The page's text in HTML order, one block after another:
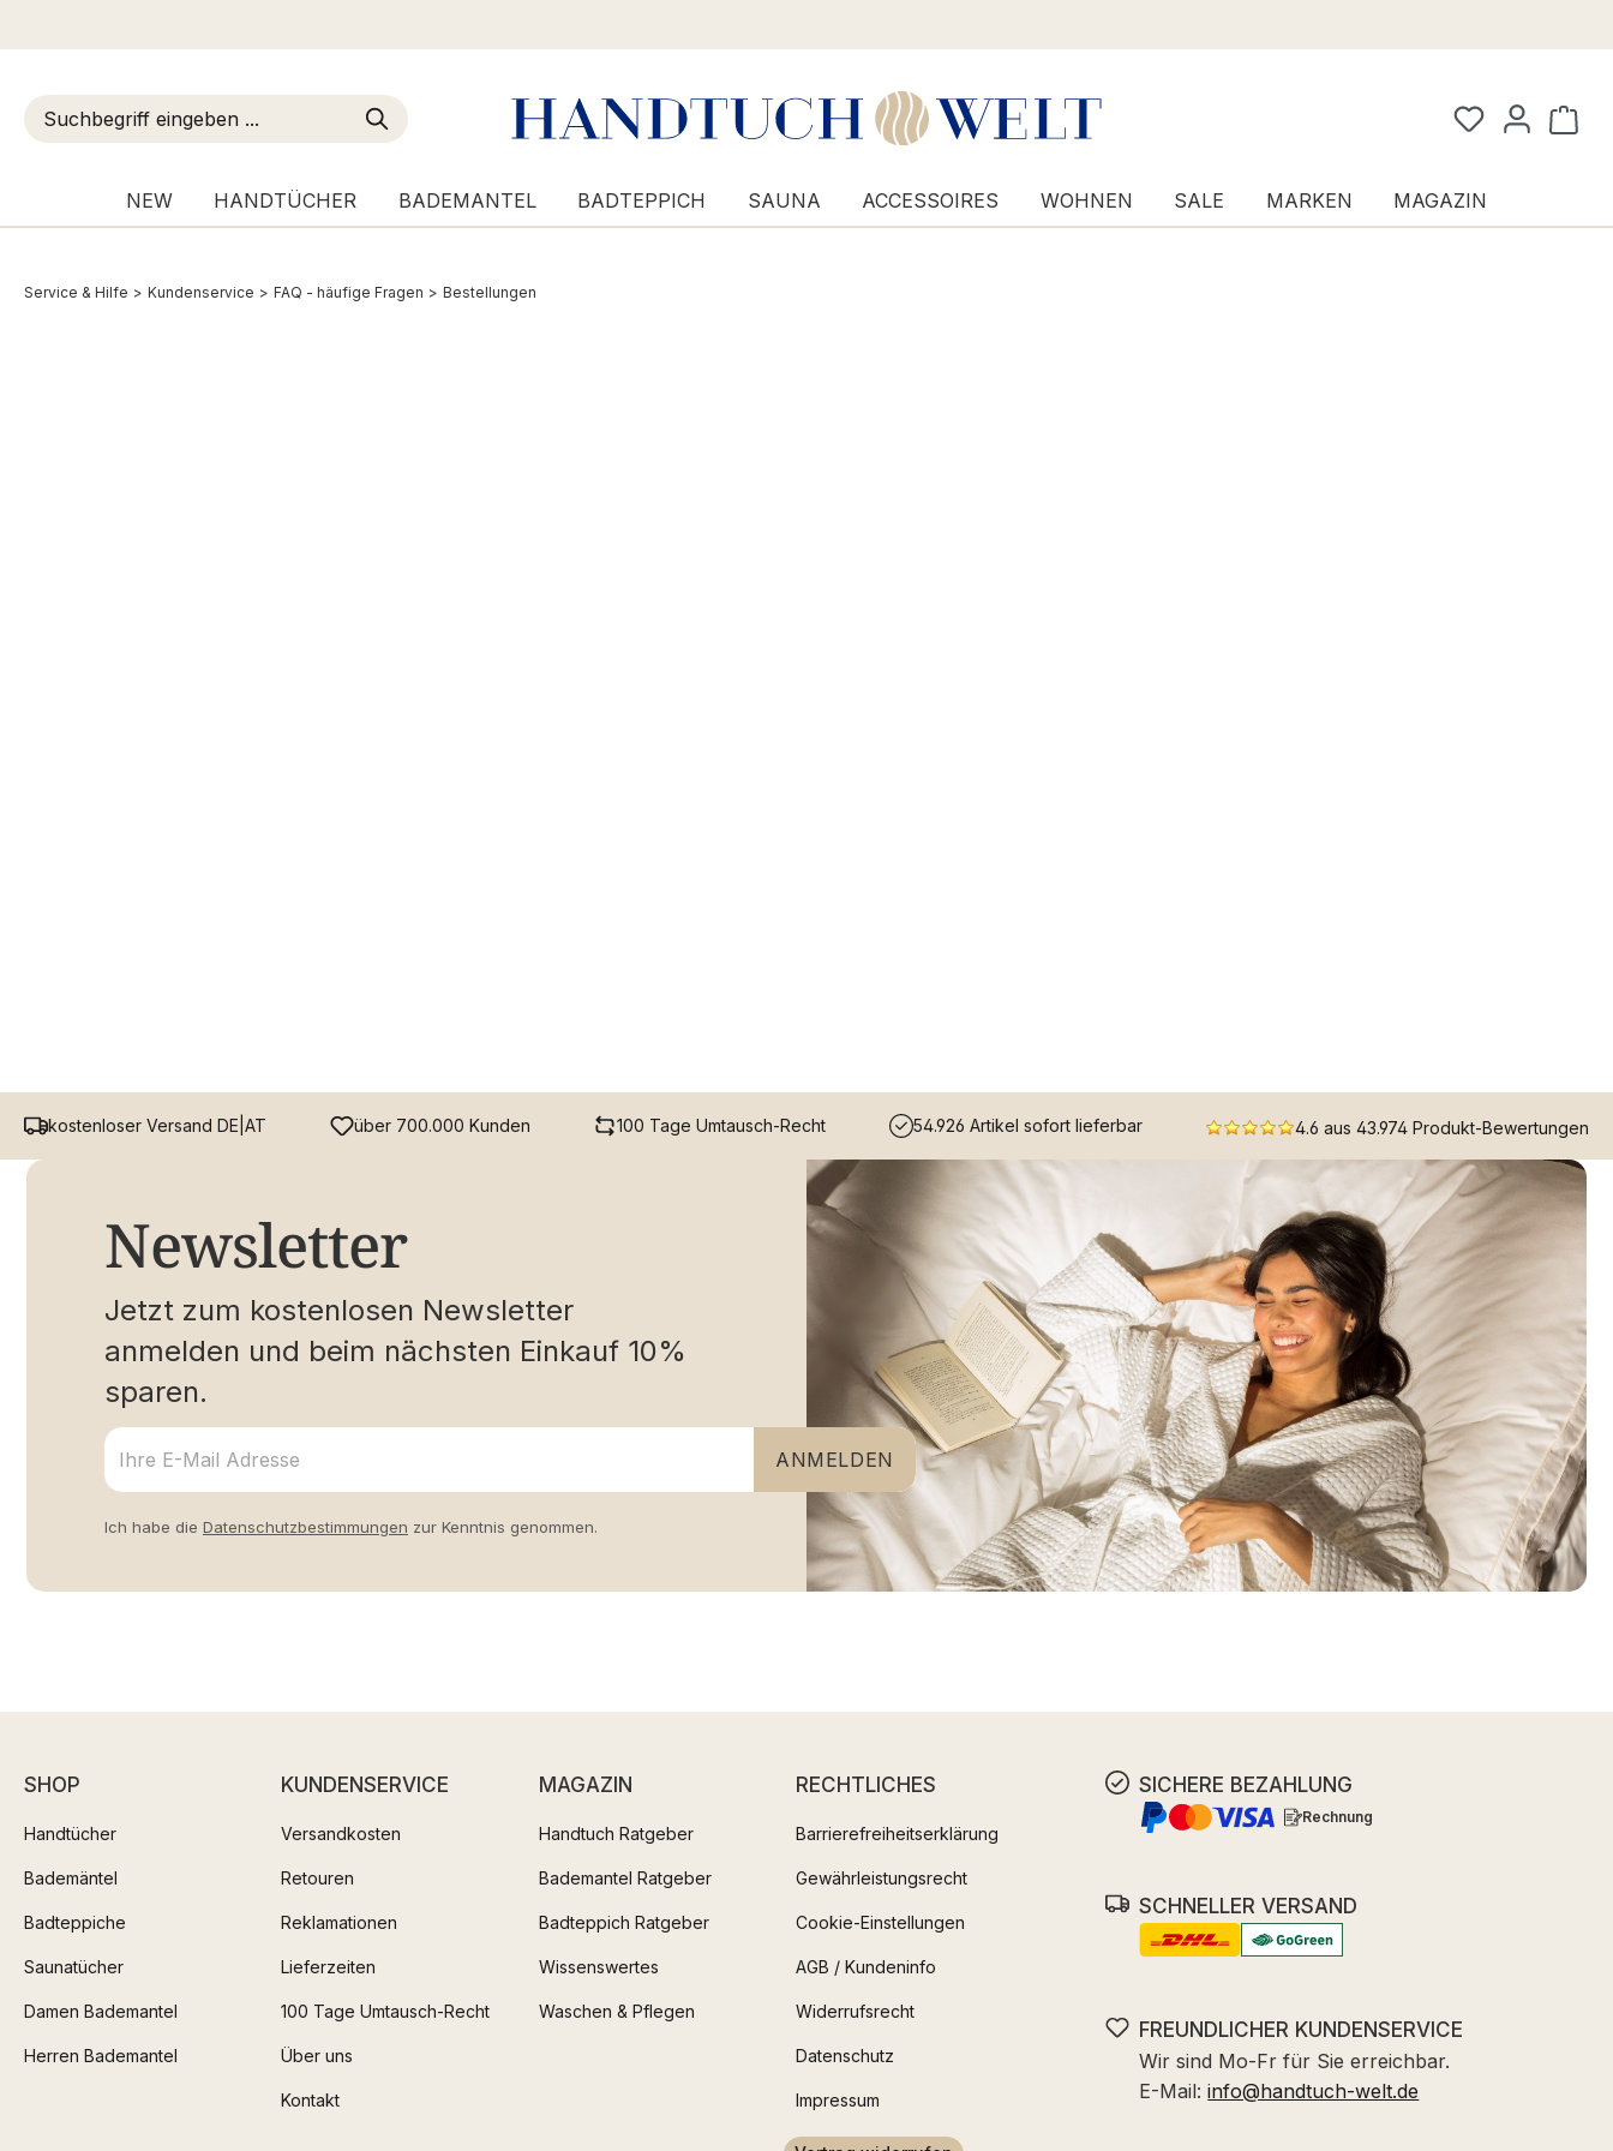
NEW HANDTÜCHER BADEMANTEL BADTEPPICH SAUNA ACCESSOIRES WOHNEN SALE MARKEN MAGAZIN
Service & Hilfe > Kundenservice > FAQ - häufige Fragen > Bestellungen
kostenloser Versand DE|AT über 700.000 Kunden 100 Tage Umtausch-Recht 54.926 Artikel sofort lieferbar 4.6 aus 43.974 Produkt-Bewertungen
Newsletter
Jetzt zum kostenlosen Newsletter
anmelden und beim nächsten Einkauf 10%
sparen.
ANMELDEN
Ich habe die Datenschutzbestimmungen zur Kenntnis genommen.
SHOP
Handtücher
Bademäntel
Badteppiche
Saunatücher
Damen Bademantel
Herren Bademantel
KUNDENSERVICE
Versandkosten
Retouren
Reklamationen
Lieferzeiten
100 Tage Umtausch-Recht
Über uns
Kontakt
MAGAZIN
Handtuch Ratgeber
Bademantel Ratgeber
Badteppich Ratgeber
Wissenswertes
Waschen & Pflegen
RECHTLICHES
Barrierefreiheitserklärung
Gewährleistungsrecht
Cookie-Einstellungen
AGB / Kundeninfo
Widerrufsrecht
Datenschutz
Impressum
SICHERE BEZAHLUNG
Rechnung
SCHNELLER VERSAND
FREUNDLICHER KUNDENSERVICE
Wir sind Mo-Fr für Sie erreichbar.
E-Mail:info@handtuch-welt.de